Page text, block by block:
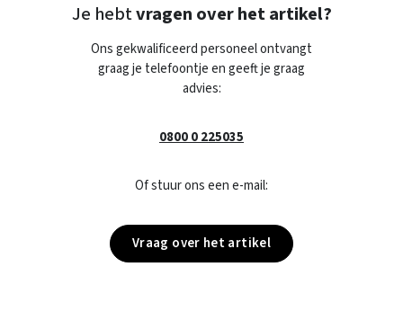
Je hebtvragen over het artikel?
Ons gekwalificeerd personeel ontvangt
graag je telefoontje en geeft je graag
advies:
0800 0 225035
Of stuur ons een e-mail:
Vraag over het artikel